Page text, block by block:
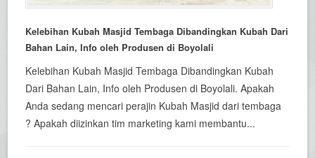
Kelebihan Kubah Masjid Tembaga Dibandingkan Kubah Dari
Bahan Lain, Info oleh Produsen di Boyolali
Kelebihan Kubah Masjid Tembaga Dibandingkan Kubah
Dari Bahan Lain, Info oleh Produsen di Boyolali. Apakah
Anda sedang mencari perajin Kubah Masjid dari tembaga
? Apakah diizinkan tim marketing kami membantu...